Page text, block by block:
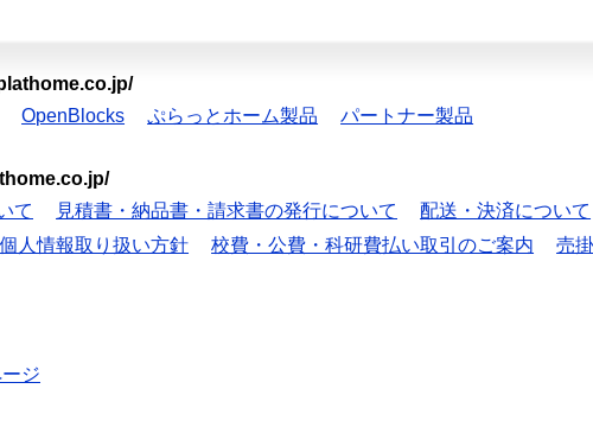
OpenBlocks ぷらっとホーム製品 パートナー製品
て 見積書・納品書・請求書の発行について 配送・決済について
個人情報取り扱い方針 校費・公費・科研費払い取引のご案内 売
ジ